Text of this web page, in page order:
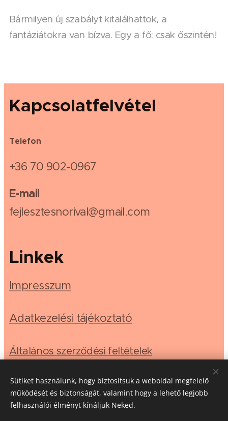
Bármilyen új szabályt kitalálhattok, a
fantáziátokra van bízva. Egy a fő: csak őszintén!
Kapcsolatfelvétel
Telefon
+36 70 902-0967
E-mail
fejlesztesnorival@gmail.com
Linkek
Impresszum
Adatkezelési tájékoztató
Általános szerződési feltételek
Sütiket használunk, hogy biztosítsuk a weboldal megfelelő
működését és biztonságát, valamint hogy a lehető legjobb
felhasználói élményt kínáljuk Neked.